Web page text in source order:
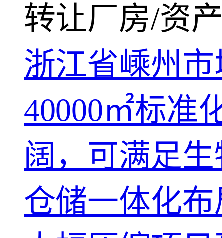
转让厂房/资
浙江省嵊州
40000㎡标准
阔，可满足
仓储一体化